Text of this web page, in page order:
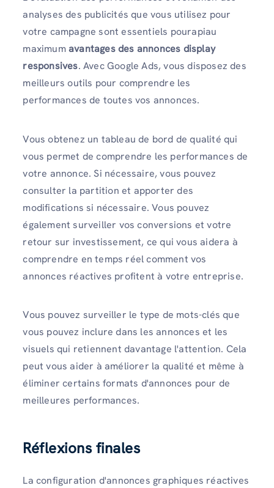
analyses des publicités que vous utilisez pour
votre campagne sont essentiels pourapiau
maximumavantages des annonces display
responsives. Avec Google Ads, vous disposez des
meilleurs outils pour comprendre les
performances de toutes vos annonces.
Vous obtenez un tableau de bord de qualité qui
vous permet de comprendre les performances de
votre annonce. Si nécessaire, vous pouvez
consulter la partition et apporter des
modifications si nécessaire. Vous pouvez
également surveiller vos conversions et votre
retour sur investissement, ce qui vous aidera à
comprendre en temps réel comment vos
annonces réactives profitent à votre entreprise.
Vous pouvez surveiller le type de mots-clés que
vous pouvez inclure dans les annonces et les
visuels qui retiennent davantage l'attention. Cela
peut vous aider à améliorer la qualité et même à
éliminer certains formats d'annonces pour de
meilleures performances.
Réflexions finales
La configuration d'annonces graphiques réactives